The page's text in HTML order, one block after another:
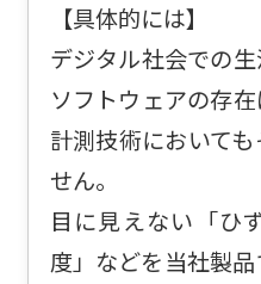
【具体的には】
デジタル社会での
ソフトウェアの存在
計測技術において
せん。
目に見えない「ひ
度」などを当社製